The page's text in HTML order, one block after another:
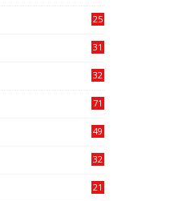
25
31
32
71
49
32
21